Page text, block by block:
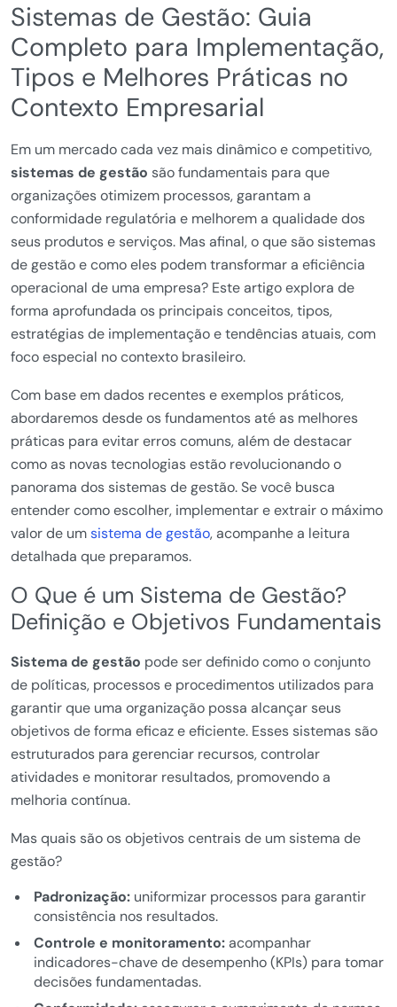
Sistemas de Gestão: Guia
Completo para Implementação,
Tipos e Melhores Práticas no
Contexto Empresarial
Em um mercado cada vez mais dinâmico e competitivo,
sistemas de gestão são fundamentais para que
organizações otimizem processos, garantam a
conformidade regulatória e melhorem a qualidade dos
seus produtos e serviços. Mas afinal, o que são sistemas
de gestão e como eles podem transformar a eficiência
operacional de uma empresa? Este artigo explora de
forma aprofundada os principais conceitos, tipos,
estratégias de implementação e tendências atuais, com
foco especial no contexto brasileiro.
Com base em dados recentes e exemplos práticos,
abordaremos desde os fundamentos até as melhores
práticas para evitar erros comuns, além de destacar
como as novas tecnologias estão revolucionando o
panorama dos sistemas de gestão. Se você busca
entender como escolher, implementar e extrair o máximo
valor de umsistema de gestão, acompanhe a leitura
detalhada que preparamos.
O Que é um Sistema de Gestão?
Definição e Objetivos Fundamentais
Sistema de gestão pode ser definido como o conjunto
de políticas, processos e procedimentos utilizados para
garantir que uma organização possa alcançar seus
objetivos de forma eficaz e eficiente. Esses sistemas são
estruturados para gerenciar recursos, controlar
atividades e monitorar resultados, promovendo a
melhoria contínua.
Mas quais são os objetivos centrais de um sistema de
gestão?
Padronização:uniformizar processos para garantir
consistência nos resultados.
Controle e monitoramento:acompanhar
indicadores-chave de desempenho (KPIs) para tomar
decisões fundamentadas.